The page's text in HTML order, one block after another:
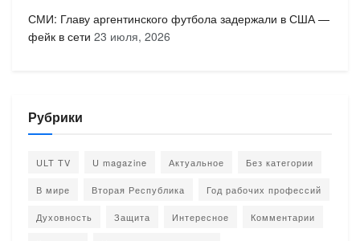
СМИ: Главу аргентинского футбола задержали в США —
фейк в сети 23 июля, 2026
Рубрики
ULT TV U magazine Актуальное Без категории
В мире Вторая Республика Год рабочих профессий
Духовность Защита Интересное Комментарии